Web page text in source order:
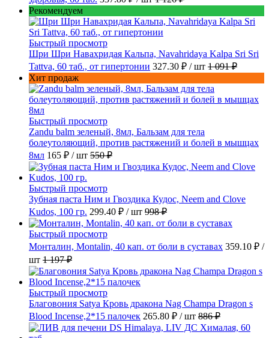
Рекомендуем
Быстрый просмотр
Шри Шри Навахридая Кальпа, Navahridaya Kalpa Sri Sri
Tattva, 60 таб., от гипертонии 327.30 ₽ / шт 1 091 ₽
Хит продаж
Быстрый просмотр
Zandu balm зеленый, 8мл, Бальзам для тела
болеутоляющий, против растяжений и болей в мышцах
8мл 165 ₽ / шт 550 ₽
Быстрый просмотр
Зубная паста Ним и Гвоздика Кудос, Neem and Clove
Kudos, 100 гр. 299.40 ₽ / шт 998 ₽
Быстрый просмотр
Монталин, Montalin, 40 кап. от боли в суставах 359.10 ₽ /
шт 1 197 ₽
Быстрый просмотр
Благовония Satya Кровь дракона Nag Champa Dragon s
Blood Incense,2*15 палочек 265.80 ₽ / шт 886 ₽